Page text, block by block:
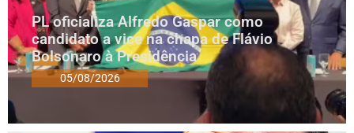
PL oficializa Alfredo Gaspar como
candidato a vice na chapa de Flávio
Bolsonaro à Presidência
05/08/2026